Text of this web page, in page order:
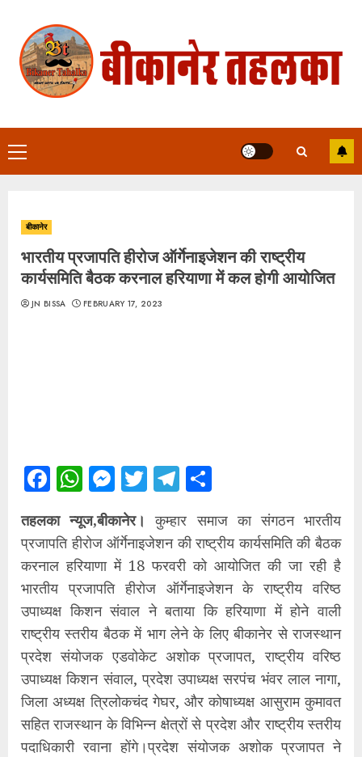
content
Primary
Menu
बीकानेर
भारतीय प्रजापति हीरोज ऑर्गेनाइजेशन की राष्ट्रीय
कार्यसमिति बैठक करनाल हरियाणा में कल होगी आयोजित
JN BISSA FEBRUARY 17, 2023
Facebook
WhatsApp
Messenger
TwitterTelegram
तहलका न्यूज,बीकानेर। कुम्हार समाज का संगठन भारतीय
प्रजापति हीरोज ऑर्गेनाइजेशन की राष्ट्रीय कार्यसमिति की बैठक
करनाल हरियाणा में 18 फरवरी को आयोजित की जा रही है
भारतीय प्रजापति हीरोज ऑर्गेनाइजेशन के राष्ट्रीय वरिष्ठ
उपाध्यक्ष किशन संवाल ने बताया कि हरियाणा में होने वाली
राष्ट्रीय स्तरीय बैठक में भाग लेने के लिए बीकानेर से राजस्थान
प्रदेश संयोजक एडवोकेट अशोक प्रजापत, राष्ट्रीय वरिष्ठ
उपाध्यक्ष किशन संवाल, प्रदेश उपाध्यक्ष सरपंच भंवर लाल नागा,
जिला अध्यक्ष त्रिलोकचंद गेघर, और कोषाध्यक्ष आसुराम कुमावत
सहित राजस्थान के विभिन्न क्षेत्रों से प्रदेश और राष्ट्रीय स्तरीय
पदाधिकारी रवाना होंगे।प्रदेश संयोजक अशोक प्रजापत ने